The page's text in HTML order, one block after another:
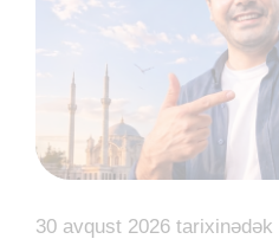
30 avqust 2026 tarixinədək